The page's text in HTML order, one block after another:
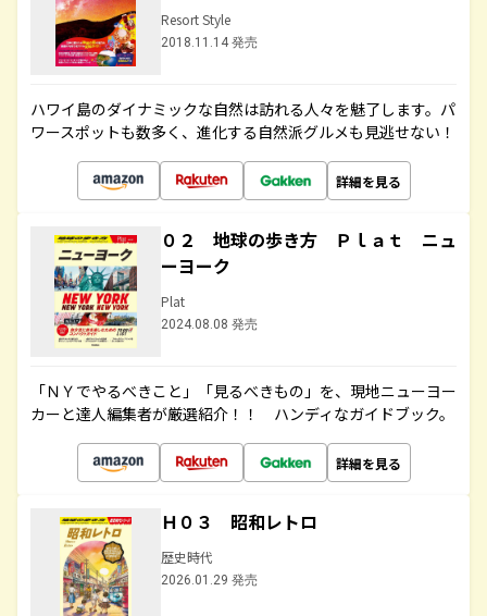
Resort Style
2018.11.14 発売
ハワイ島のダイナミックな自然は訪れる人々を魅了します。パ
ワースポットも数多く、進化する自然派グルメも見逃せない！
詳細を見る
０２ 地球の歩き方 Ｐｌａｔ ニュ
ーヨーク
Plat
2024.08.08 発売
「ＮＹでやるべきこと」「見るべきもの」を、現地ニューヨー
カーと達人編集者が厳選紹介！！ ハンディなガイドブック。
詳細を見る
Ｈ０３ 昭和レトロ
歴史時代
2026.01.29 発売